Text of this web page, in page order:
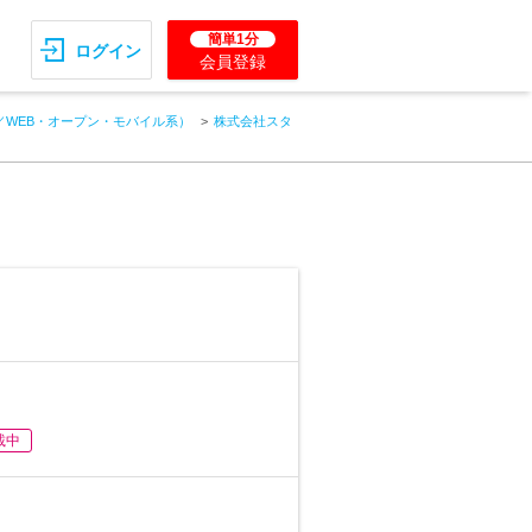
ログイン
簡単1分
会員登録
・オープン・モバイル系）
株式会社スタ
中